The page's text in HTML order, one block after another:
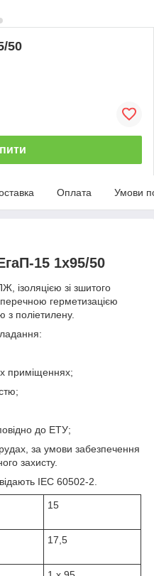
50
Оплата Умови
15 1х95/50
ізоляцією зі зшитого
герметизацією
з поліетилену.
приміщеннях;
до ЕТУ;
за умови забезпечення
захисту.
IEC 60502-2.
15
17,5